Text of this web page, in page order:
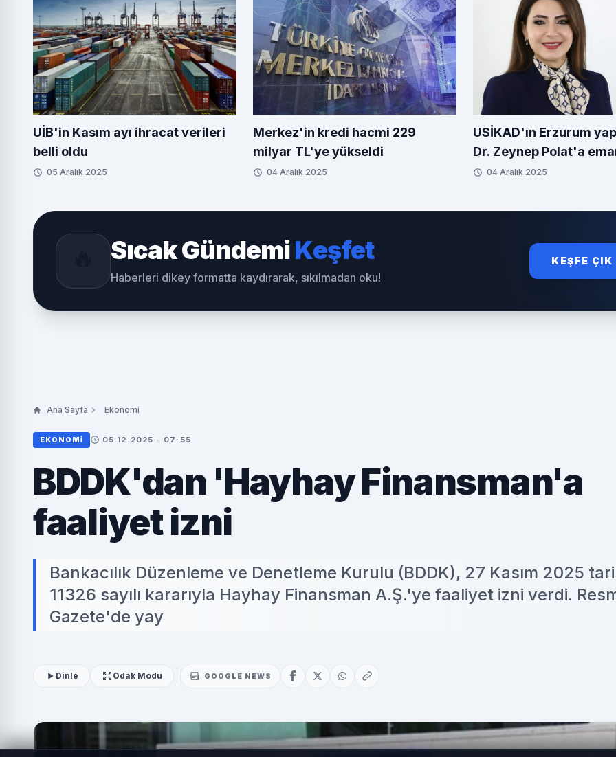
UİB'in Kasım ayı ihracat verileri
belli oldu
05 Aralık 2025
Merkez'in kredi hacmi 229
milyar TL'ye yükseldi
04 Aralık 2025
USİKAD'ın Erzurum
Dr. Zeynep Polat'a
04 Aralık 2025
Sıcak GündemiKeşfet
Haberleri dikey formatta kaydırarak, sıkılmadan oku!
KEŞFE ÇIK
Ana Sayfa Ekonomi
EKONOMI 05.12.2025 - 07:55
BDDK'dan 'Hayhay Finansman'a
faaliyet izni
Bankacılık Düzenleme ve Denetleme Kurulu (BDDK), 27 Kasım 2025
11326 sayılı kararıyla Hayhay Finansman A.Ş.'ye faaliyet izni verdi.
Gazete'de yay
Dinle Odak Modu GOOGLE NEWS